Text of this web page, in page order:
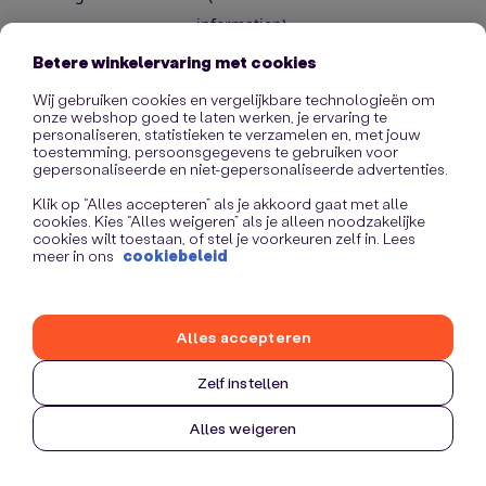
information).
Betere winkelervaring met cookies
Wij gebruiken cookies en vergelijkbare technologieën om
onze webshop goed te laten werken, je ervaring te
personaliseren, statistieken te verzamelen en, met jouw
toestemming, persoonsgegevens te gebruiken voor
gepersonaliseerde en niet-gepersonaliseerde advertenties.
Klik op “Alles accepteren” als je akkoord gaat met alle
cookies. Kies “Alles weigeren” als je alleen noodzakelijke
cookies wilt toestaan, of stel je voorkeuren zelf in. Lees
meer in ons cookiebeleid
Zelf instellen
Alles weigeren
Alles accepteren